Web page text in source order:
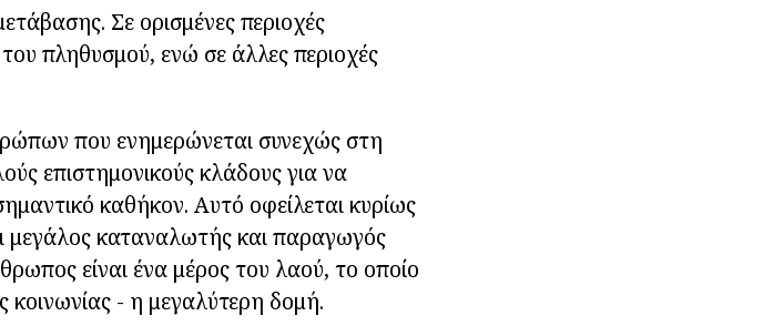
Σε ορισμένες περιοχές
πληθυσμού, ενώ σε άλλες περιοχές
που ενημερώνεται συνεχώς στη
επιστημονικούς κλάδους για να
καθήκον. Αυτό οφείλεται κυρίως
μεγάλος καταναλωτής και παραγωγός
είναι ένα μέρος του λαού, το οποίο
- η μεγαλύτερη δομή.